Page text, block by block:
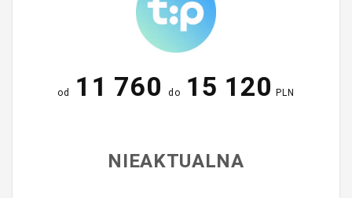
od 11 760 do 15 120 PLN
NIEAKTUALNA